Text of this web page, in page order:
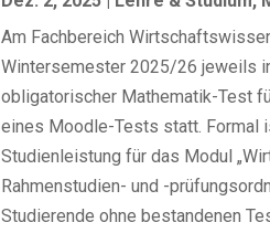
Am Fachbereich
Wintersemester 2025/26 jeweils
obligatorischer Mathematik-Test
eines Moodle-Tests statt. Formal
Studienleistung für das Modul
Rahmenstudien- und -
Studierende ohne bestandenen